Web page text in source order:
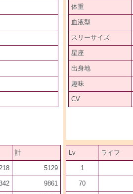
計
5129
9861
体重
血液型
スリーサイズ
星座
出身地
趣味
CV
Lv ライフ
1
70